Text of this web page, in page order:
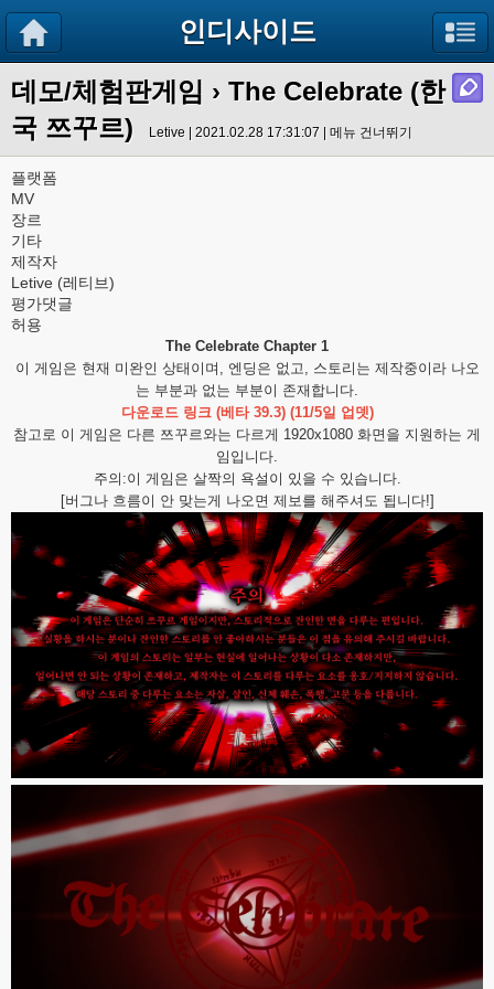
인디사이드
데모/체험판게임 › The Celebrate (한
국 쯔꾸르)
Letive | 2021.02.28 17:31:07 | 메뉴 건너뛰기
플랫폼
MV
장르
기타
제작자
Letive (레티브)
평가댓글
허용
The Celebrate Chapter 1
이 게임은 현재 미완인 상태이며, 엔딩은 없고, 스토리는 제작중이라 나오
는 부분과 없는 부분이 존재합니다.
다운로드 링크 (베타 39.3) (11/5일 업뎃)
참고로 이 게임은 다른 쯔꾸르와는 다르게 1920x1080 화면을 지원하는 게
임입니다.
주의:이 게임은 살짝의 욕설이 있을 수 있습니다.
[버그나 흐름이 안 맞는게 나오면 제보를 해주셔도 됩니다!]